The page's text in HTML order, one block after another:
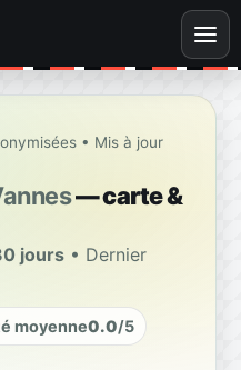
• Mis à jour
— carte &
jours • Dernier
moyenne0.0/5